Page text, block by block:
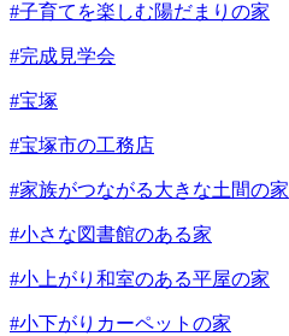
#子育てを楽しむ陽だまりの家
#完成見学会
#宝塚
#宝塚市の工務店
#家族がつながる大きな土間の家
#小さな図書館のある家
#小上がり和室のある平屋の家
#小下がりカーペットの家